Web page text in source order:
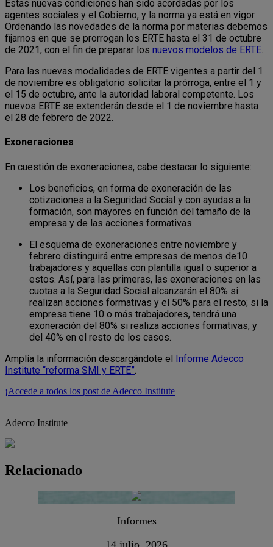
Estas nuevas condiciones han sido acordadas por los
agentes sociales y el Gobierno, y la norma ya está en vigor.
Ordenando las novedades de la norma por materias debemos
fijarnos en que se prorrogan los ERTE hasta el 31 de octubre
de 2021, con el fin de preparar los nuevos modelos de ERTE.
Para las nuevas modalidades de ERTE vigentes a partir del 1
de noviembre es obligatorio solicitar la prórroga, entre el 1 y
el 15 de octubre, ante la autoridad laboral competente. Los
nuevos ERTE se extenderán desde el 1 de noviembre hasta
el 28 de febrero de 2022.
Exoneraciones
En cuestión de exoneraciones, cabe destacar lo siguiente:
Los beneficios, en forma de exoneración de las
cotizaciones a la Seguridad Social y con ayudas a la
formación, son mayores en función del tamaño de la
empresa y de las acciones formativas.
El esquema de exoneraciones entre noviembre y
febrero distinguirá entre empresas de menos de10
trabajadores y aquellas con plantilla igual o superior a
estos. Así, para las primeras, las exoneraciones en las
cuotas a la Seguridad Social alcanzarán el 80% si
realizan acciones formativas y el 50% para el resto; si la
empresa tiene 10 o más trabajadores, tendrá una
exoneración del 80% si realiza acciones formativas, y
del 40% en el resto de los casos.
Amplía la información descargándote el Informe Adecco
Institute “reforma SMI y ERTE”
¡Accede a todos los post de Adecco Institute
Adecco Institute
Relacionado
Informes